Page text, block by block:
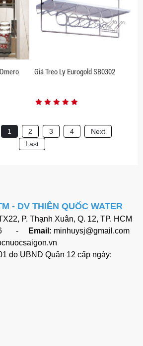
Giá Treo Ly Eurogold SB0302
1 2 3 4
Next
Last
- DVTHIÊN QUỐC WATER
P. Thạnh Xuân, Q. 12, TP. HCM
- Email: minhuysj@gmail.com
do UBND Quận 12 cấp ngày: